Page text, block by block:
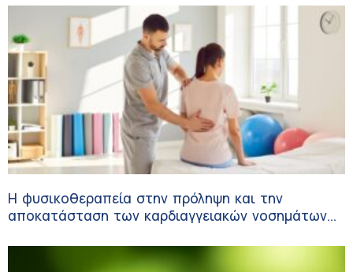
Η φυσικοθεραπεία στην πρόληψη και την
αποκατάσταση των καρδιαγγειακών νοσημάτων